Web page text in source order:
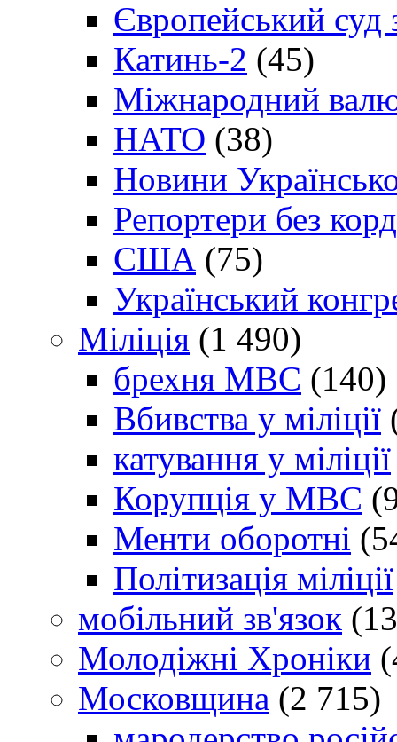
Європейський
Катинь-2 (45)
Міжнародний
НАТО (38)
Новини
Репортери без
США (75)
Український
Міліція (1 490)
брехня МВС (140)
Вбивства у міліції
катування у міліції
Корупція у МВС
Менти оборотні
Політизація міліції
мобільний зв'язок
Молодіжні Хроніки
Московщина (2 715)